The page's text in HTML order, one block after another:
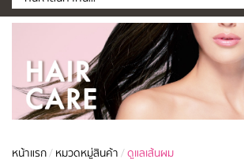
หน้าแรก / หมวดหมู่สินค้า /ดูแลเส้นผม